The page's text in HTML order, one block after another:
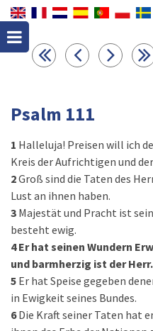
Psalm 111
1 Halleluja! Preisen will ich
Kreis der Aufrichtigen und
2Groß sind die Taten des
Lust an ihnen haben.
3 Majestät und Pracht ist
besteht ewig.
4 Er hat seinen Wundern
und barmherzig ist der Herr.
5 Er hat Speise gegeben
in Ewigkeit seines Bundes.
6 Die Kraft seiner Taten hat